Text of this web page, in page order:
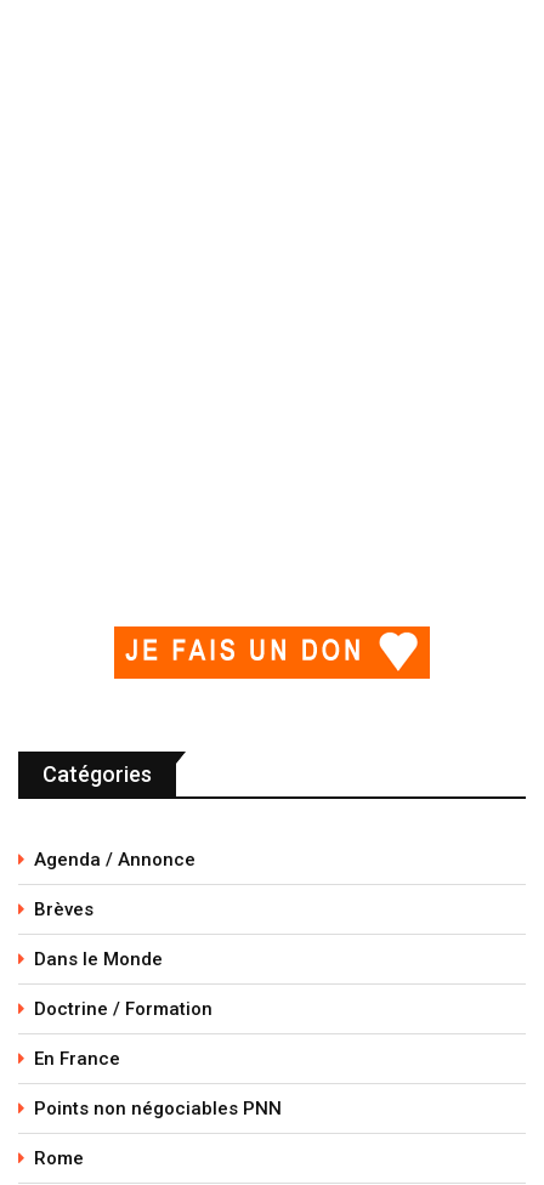
Catégories
Agenda / Annonce
Brèves
Dans le Monde
Doctrine / Formation
En France
Points non négociables PNN
Rome